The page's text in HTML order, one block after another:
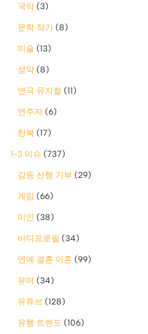
국악 (3)
문학 작가 (8)
미술 (13)
성악 (8)
연극 뮤지컬 (11)
연주자 (6)
한복 (17)
1-3 이슈 (737)
감동 선행 기부 (29)
게임 (66)
미인 (38)
바디프로필 (34)
연예 결혼 이혼 (99)
유머 (34)
유튜브 (128)
유행 트렌드 (106)